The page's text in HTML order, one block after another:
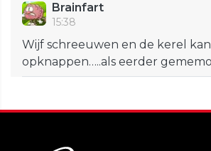
Brainfart
15:38
Wijf schreeuwen en de kerel
opknappen…..als eerder